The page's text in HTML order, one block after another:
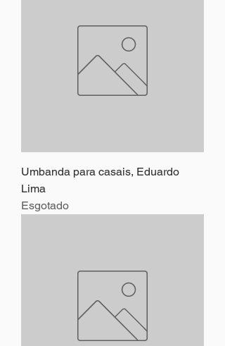
Umbanda para casais, Eduardo
Lima
Esgotado